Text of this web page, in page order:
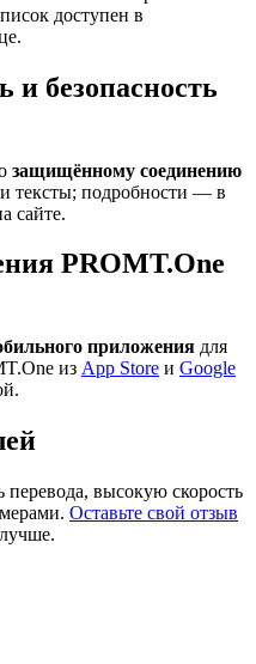
доступен в
и безопасность
защищённому соединению
тексты; подробности — в
сайте.
PROMT.One
приложения для
из App Store и Google
перевода, высокую скорость
Оставьте свой отзыв